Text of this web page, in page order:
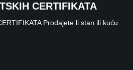
CERTIFIKATA
Prodajete li stan ili kuću